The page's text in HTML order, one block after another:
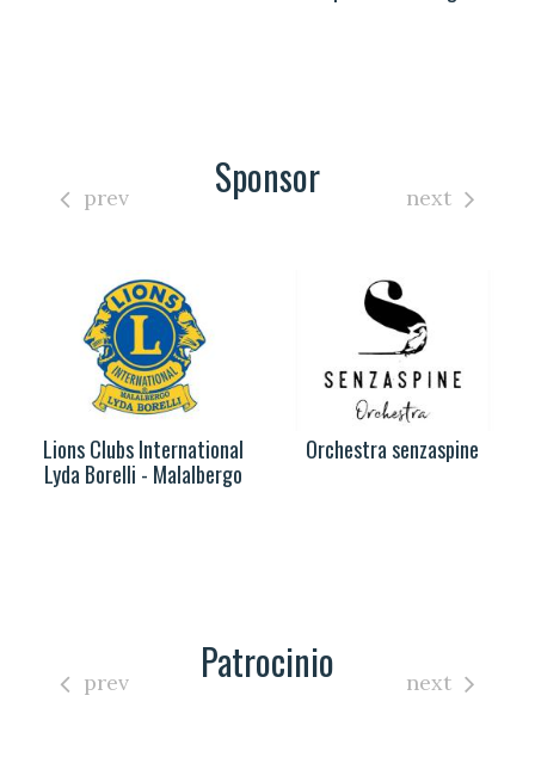
Sponsor
Lions Clubs International
Lyda Borelli - Malalbergo
Orchestra senzaspine
prev next
Patrocinio
prev next